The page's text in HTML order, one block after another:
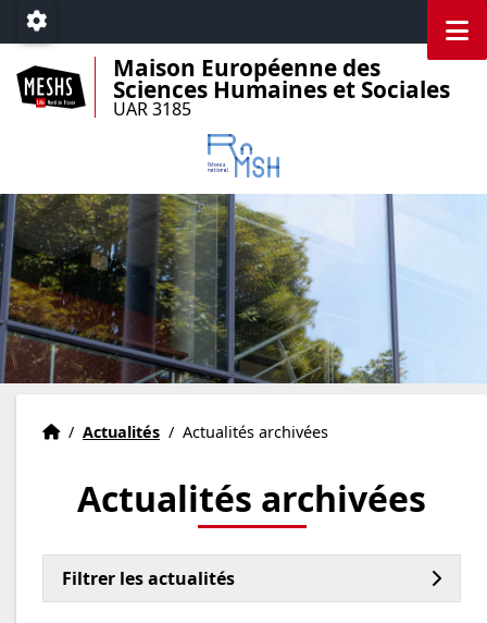
Accéder au menu principal
Accéder au contenu
Paramétrage
Maison Européenne des
Sciences Humaines et Sociales
UAR 3185
Accueil
Accueil
/ Actualités / Actualités archivées
Actualités archivées
Filtrer les actualités